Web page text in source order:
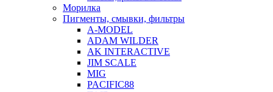
Морилка
Пигменты, смывки, фильтры
A-MODEL
ADAM WILDER
AK INTERACTIVE
JIM SCALE
MIG
PACIFIC88